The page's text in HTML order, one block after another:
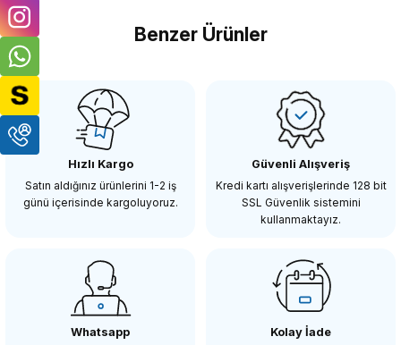
Yorum Yaz
Benzer Ürünler
K&F
K&F Concept 49mm B-SERIES ND2-ND400 (1 ile 9 Stop) ND Filtre
K&F Concept 67mm B-SERIES ND2-ND400 (1 ile 9 Stop) ND Filtre
Hızlı Kargo
Satın aldığınız ürünlerini 1-2 iş
günü içerisinde kargoluyoruz.
Güvenli Alışveriş
Kredi kartı alışverişlerinde 128 bit
SSL Güvenlik sistemini
kullanmaktayız.
Whatsapp
Kolay İade